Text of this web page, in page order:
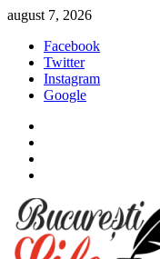
Sari
conținut
august 7, 2026
Facebook
Twitter
Instagram
Google